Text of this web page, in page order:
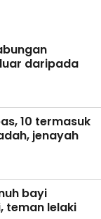
daripada
10 termasuk
jenayah
bayi
teman lelaki